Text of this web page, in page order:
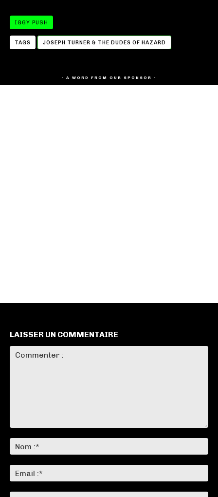
IGGY PUSH
TAGS JOSEPH TURNER & THE DUDES OF HAZARD
- A WORD FROM OUR SPONSOR -
LAISSER UN COMMENTAIRE
:*
:*